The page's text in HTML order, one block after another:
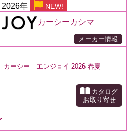
2026年 NEW!
カーシーカシマ
メーカー情報
カーシー エンジョイ 2026 春夏
カタログ
お取り寄せ